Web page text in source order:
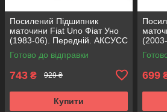
Посилений Підшипник
маточини Fiat Uno Фіат Уно
(1983-06). Передній. АКСУСС
Корея! VKBA1410 , R182.60 ,
713696100
Готово до відправки
743 ₴ 929 ₴
Купити
699